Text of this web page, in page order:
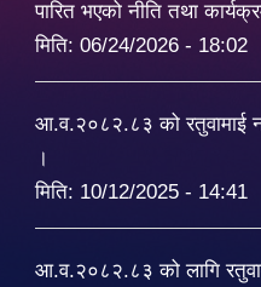
पारित भएको नीति तथा
मिति: 06/24/2026 - 18:02
आ.व.२०८२.८३ को रतुवामाई
।
मिति: 10/12/2025 - 14:41
आ.व.२०८२.८३ को लागि